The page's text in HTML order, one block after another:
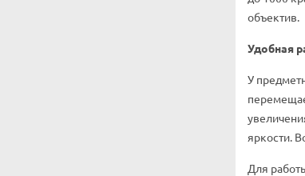
объектив.
Удобная
У
яркости.
Для